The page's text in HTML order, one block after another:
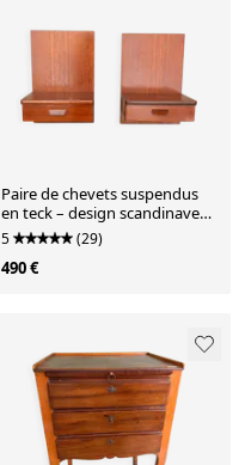
Paire de chevets suspendus
en teck – design scandinave
années 1960
5 (29)
490 €